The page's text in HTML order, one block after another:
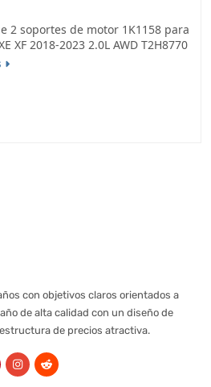
2 soportes de motor 1K1158 para
XF 2018-2023 2.0L AWD T2H8770
con objetivos claros orientados a
de alta calidad con un diseño de
de precios atractiva.